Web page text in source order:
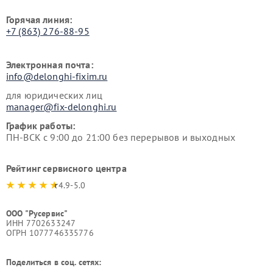
Горячая линия:
+7 (863) 276-88-95
Электронная почта:
info@delonghi-fixim.ru
для юридических лиц
manager@fix-delonghi.ru
График работы:
ПН-ВСК с 9:00 до 21:00 без перерывов и выходных
Рейтинг сервисного центра
4.9-5.0
ООО "Русервис"
ИНН 7702633247
ОГРН 1077746335776
Поделиться в соц. сетях: